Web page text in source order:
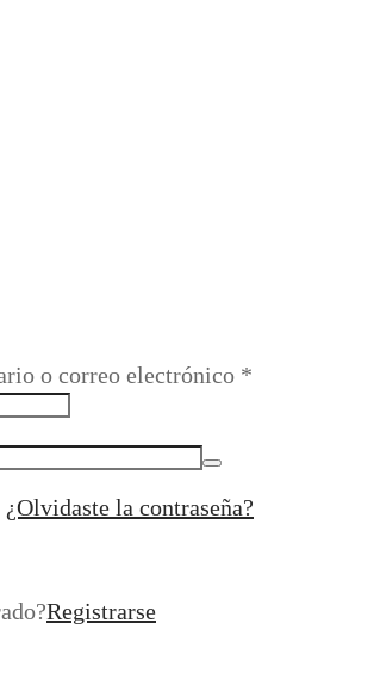
o correo electrónico *
¿Olvidaste la contraseña?
Registrarse